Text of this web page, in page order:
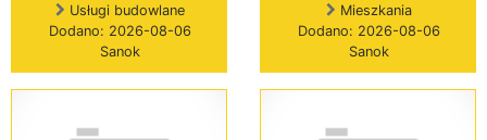
Usługi budowlane
Dodano: 2026-08-06
Sanok
Mieszkania
Dodano: 2026-08-06
Sanok